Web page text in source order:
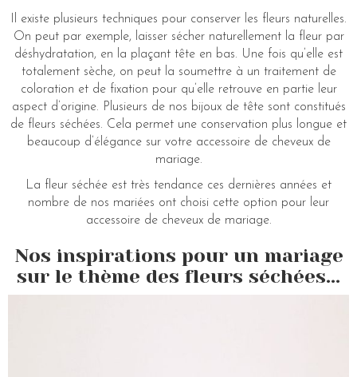
Il existe plusieurs techniques pour conserver les fleurs naturelles.
On peut par exemple, laisser sécher naturellement la fleur par
déshydratation, en la plaçant tête en bas. Une fois qu’elle est
totalement sèche, on peut la soumettre à un traitement de
coloration et de fixation pour qu’elle retrouve en partie leur
aspect d’origine. Plusieurs de nos bijoux de tête sont constitués
de fleurs séchées. Cela permet une conservation plus longue et
beaucoup d’élégance sur votre accessoire de cheveux de
mariage.
La fleur séchée est très tendance ces dernières années et
nombre de nos mariées ont choisi cette option pour leur
accessoire de cheveux de mariage.
Nos inspirations pour un mariage
sur le thème des fleurs séchées...